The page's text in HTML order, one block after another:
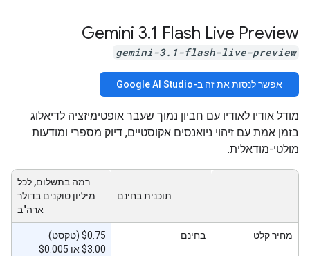
‫Gemini 3.1 Flash Live Preview
gemini-3.1-flash-live-preview
אפשר לנסות את זה ב-Google AI Studio
מודל אודיו לאודיו עם חביון נמוך שעבר אופטימיזציה לדיאלוג
בזמן אמת עם זיהוי ניואנסים אקוסטיים, דיוק מספרי ומודעות
מולטי-מודאלית.
תוכנית בחינם
רמה בתשלום, לכל
מיליון טוקנים בדולר
ארה"ב
מחיר קלט בחינם
‫$0.75 (טקסט)
‫$3.00 או $0.005